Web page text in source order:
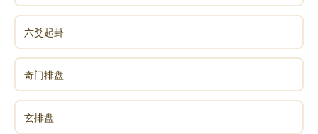
永脱六道轮回的生死苦海。这才是放生中的大放生。
放生为什么有那么大功德?
一、天地万物众生，皆本具佛性，与我无二无别。只
因宿业深重，递相酬报，而沦为异类畜生;一旦障消债
除，皆可投生善道，乃至证成佛果。故今朝放生等于成
就一未来佛。
六爻起卦
奇门排盘
玄排盘